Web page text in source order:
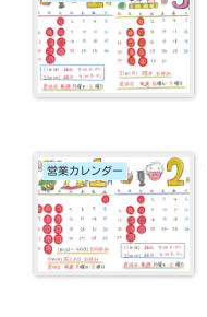
営業カレンダー